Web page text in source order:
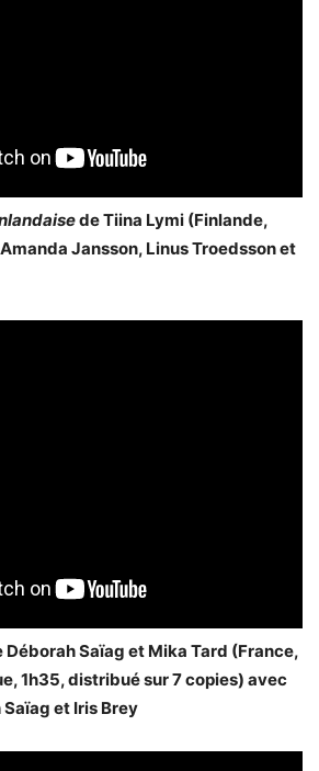
de Tiina Lymi (Finlande,
Jansson, Linus Troedsson et
Déborah Saïag et Mika Tard (France,
1h35, distribué sur 7 copies) avec
et Iris Brey